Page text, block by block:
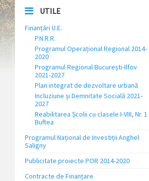
UTILE
Finanțări U.E.
P.N.R.R.
Programul Operațional Regional 2014-
2020
Programul Regional București-Ilfov
2021-2027
Plan integrat de dezvoltare urbană
Incluziune și Demnitate Socială 2021-
2027
Reabilitarea Școlii cu clasele I-VIII, Nr. 1
Buftea
Programul Național de Investiții Anghel
Saligny
Publicitate proiecte POR 2014-2020
Contracte de Finanțare